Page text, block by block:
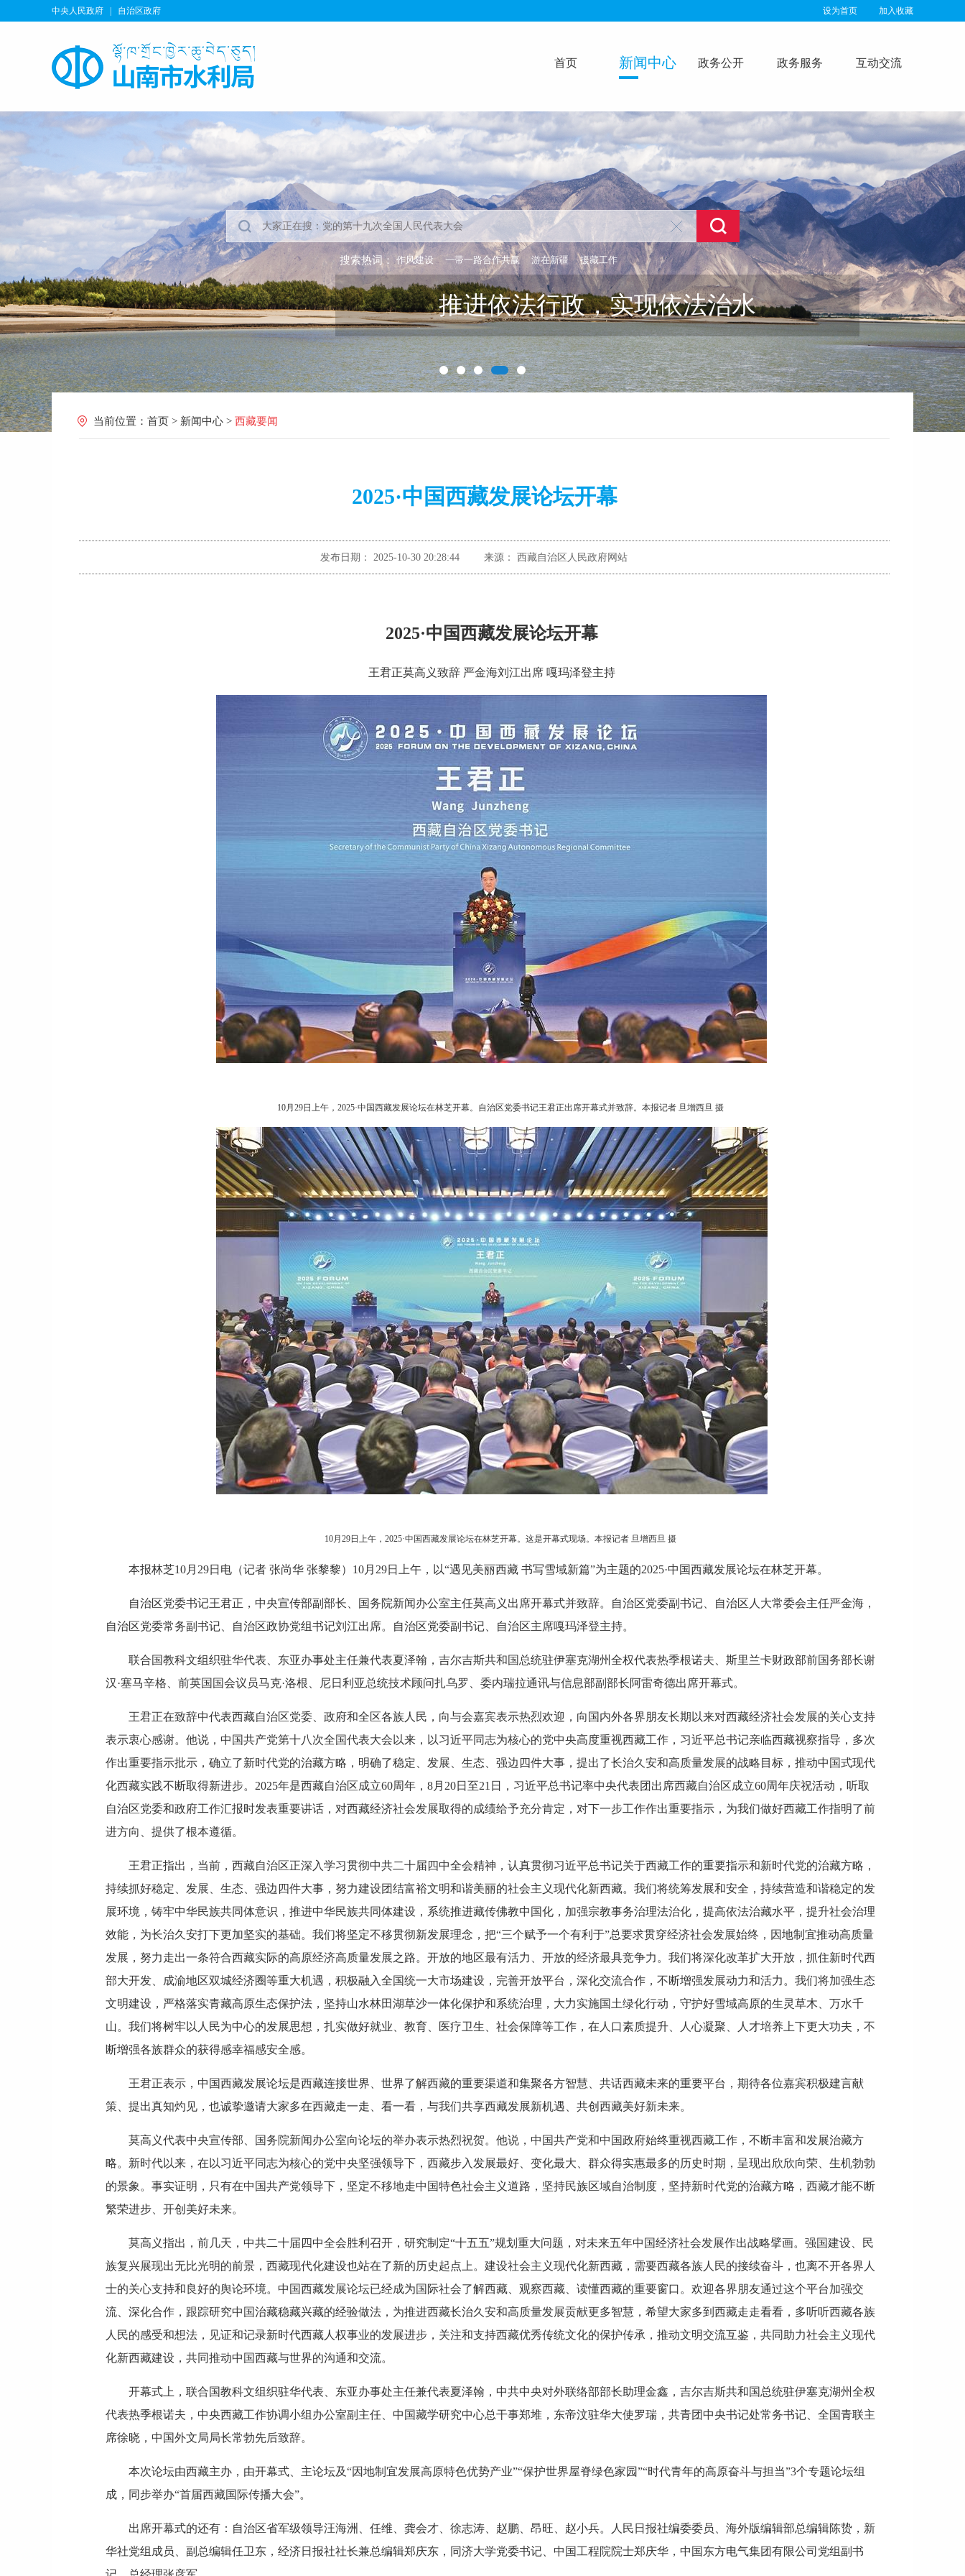
中央人民政府 自治区政府 设为首页 加入收藏
首页 新闻中心 政务公开 政务服务 互动交流
搜索热词： 作风建设 一带一路合作共赢 游在新疆 援藏工作
坚持团结治水，构建和谐社会
当前位置： 首页 > 新闻中心 > 西藏要闻
2025·中国西藏发展论坛开幕
发布日期： 2025-10-30 20:28:44 来源： 西藏自治区人民政府网站
2025·中国西藏发展论坛开幕
王君正莫高义致辞 严金海刘江出席 嘎玛泽登主持
10月29日上午，2025·中国西藏发展论坛在林芝开幕。自治区党委书记王君正出席开幕式并致辞。本报记者 旦增西旦 摄
10月29日上午，2025·中国西藏发展论坛在林芝开幕。这是开幕式现场。本报记者 旦增西旦 摄
本报林芝10月29日电（记者 张尚华 张黎黎）10月29日上午，以“遇见美丽西藏 书写雪域新篇”为主题的2025·中国西藏发展论坛在林芝开幕。
自治区党委书记王君正，中央宣传部副部长、国务院新闻办公室主任莫高义出席开幕式并致辞。自治区党委副书记、自治区人大常委会主任严金海，
自治区党委常务副书记、自治区政协党组书记刘江出席。自治区党委副书记、自治区主席嘎玛泽登主持。
联合国教科文组织驻华代表、东亚办事处主任兼代表夏泽翰，吉尔吉斯共和国总统驻伊塞克湖州全权代表热季根诺夫、斯里兰卡财政部前国务部长谢
汉·塞马辛格、前英国国会议员马克·洛根、尼日利亚总统技术顾问扎乌罗、委内瑞拉通讯与信息部副部长阿雷奇德出席开幕式。
王君正在致辞中代表西藏自治区党委、政府和全区各族人民，向与会嘉宾表示热烈欢迎，向国内外各界朋友长期以来对西藏经济社会发展的关心支持
表示衷心感谢。他说，中国共产党第十八次全国代表大会以来，以习近平同志为核心的党中央高度重视西藏工作，习近平总书记亲临西藏视察指导，多次
作出重要指示批示，确立了新时代党的治藏方略，明确了稳定、发展、生态、强边四件大事，提出了长治久安和高质量发展的战略目标，推动中国式现代
化西藏实践不断取得新进步。2025年是西藏自治区成立60周年，8月20日至21日，习近平总书记率中央代表团出席西藏自治区成立60周年庆祝活动，听取
自治区党委和政府工作汇报时发表重要讲话，对西藏经济社会发展取得的成绩给予充分肯定，对下一步工作作出重要指示，为我们做好西藏工作指明了前
进方向、提供了根本遵循。
王君正指出，当前，西藏自治区正深入学习贯彻中共二十届四中全会精神，认真贯彻习近平总书记关于西藏工作的重要指示和新时代党的治藏方略，
持续抓好稳定、发展、生态、强边四件大事，努力建设团结富裕文明和谐美丽的社会主义现代化新西藏。我们将统筹发展和安全，持续营造和谐稳定的发
展环境，铸牢中华民族共同体意识，推进中华民族共同体建设，系统推进藏传佛教中国化，加强宗教事务治理法治化，提高依法治藏水平，提升社会治理
效能，为长治久安打下更加坚实的基础。我们将坚定不移贯彻新发展理念，把“三个赋予一个有利于”总要求贯穿经济社会发展始终，因地制宜推动高质量
发展，努力走出一条符合西藏实际的高原经济高质量发展之路。开放的地区最有活力、开放的经济最具竞争力。我们将深化改革扩大开放，抓住新时代西
部大开发、成渝地区双城经济圈等重大机遇，积极融入全国统一大市场建设，完善开放平台，深化交流合作，不断增强发展动力和活力。我们将加强生态
文明建设，严格落实青藏高原生态保护法，坚持山水林田湖草沙一体化保护和系统治理，大力实施国土绿化行动，守护好雪域高原的生灵草木、万水千
山。我们将树牢以人民为中心的发展思想，扎实做好就业、教育、医疗卫生、社会保障等工作，在人口素质提升、人心凝聚、人才培养上下更大功夫，不
断增强各族群众的获得感幸福感安全感。
王君正表示，中国西藏发展论坛是西藏连接世界、世界了解西藏的重要渠道和集聚各方智慧、共话西藏未来的重要平台，期待各位嘉宾积极建言献
策、提出真知灼见，也诚挚邀请大家多在西藏走一走、看一看，与我们共享西藏发展新机遇、共创西藏美好新未来。
莫高义代表中央宣传部、国务院新闻办公室向论坛的举办表示热烈祝贺。他说，中国共产党和中国政府始终重视西藏工作，不断丰富和发展治藏方
略。新时代以来，在以习近平同志为核心的党中央坚强领导下，西藏步入发展最好、变化最大、群众得实惠最多的历史时期，呈现出欣欣向荣、生机勃勃
的景象。事实证明，只有在中国共产党领导下，坚定不移地走中国特色社会主义道路，坚持民族区域自治制度，坚持新时代党的治藏方略，西藏才能不断
繁荣进步、开创美好未来。
莫高义指出，前几天，中共二十届四中全会胜利召开，研究制定“十五五”规划重大问题，对未来五年中国经济社会发展作出战略擘画。强国建设、民
族复兴展现出无比光明的前景，西藏现代化建设也站在了新的历史起点上。建设社会主义现代化新西藏，需要西藏各族人民的接续奋斗，也离不开各界人
士的关心支持和良好的舆论环境。中国西藏发展论坛已经成为国际社会了解西藏、观察西藏、读懂西藏的重要窗口。欢迎各界朋友通过这个平台加强交
流、深化合作，跟踪研究中国治藏稳藏兴藏的经验做法，为推进西藏长治久安和高质量发展贡献更多智慧，希望大家多到西藏走走看看，多听听西藏各族
人民的感受和想法，见证和记录新时代西藏人权事业的发展进步，关注和支持西藏优秀传统文化的保护传承，推动文明交流互鉴，共同助力社会主义现代
化新西藏建设，共同推动中国西藏与世界的沟通和交流。
开幕式上，联合国教科文组织驻华代表、东亚办事处主任兼代表夏泽翰，中共中央对外联络部部长助理金鑫，吉尔吉斯共和国总统驻伊塞克湖州全权
代表热季根诺夫，中央西藏工作协调小组办公室副主任、中国藏学研究中心总干事郑堆，东帝汶驻华大使罗瑞，共青团中央书记处常务书记、全国青联主
席徐晓，中国外文局局长常勃先后致辞。
本次论坛由西藏主办，由开幕式、主论坛及“因地制宜发展高原特色优势产业”“保护世界屋脊绿色家园”“时代青年的高原奋斗与担当”3个专题论坛组
成，同步举办“首届西藏国际传播大会”。
出席开幕式的还有：自治区省军级领导汪海洲、任维、龚会才、徐志涛、赵鹏、昂旺、赵小兵。人民日报社编委委员、海外版编辑部总编辑陈贽，新
华社党组成员、副总编辑任卫东，经济日报社社长兼总编辑郑庆东，同济大学党委书记、中国工程院院士郑庆华，中国东方电气集团有限公司党组副书